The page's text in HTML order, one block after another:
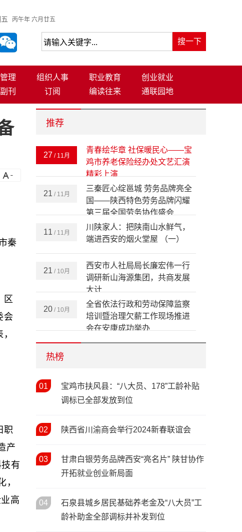
丙午年 六月廿五
理 组织人事 职业教育
创业就业
刊 订阅 编读往来 通联园地
秦
区
会
职
产
有
，
高
推荐
27 / 11月
青春绘华章 社保暖民心——宝
鸡市养老保险经办处文艺汇演
精彩上演
21 / 11月
三秦匠心绽邕城 劳务品牌亮全
国——陕西特色劳务品牌闪耀
第三届全国劳务协作盛会
11 / 11月
川陕家人：把陕南山水鲜气，
端进西安的烟火堂屋 （一）
21 / 10月
西安市人社局局长廉宏伟一行
调研新山海源集团，共商发展
大计
20/ 10月
全省依法行政和劳动保障监察
培训暨治理欠薪工作现场推进
会在安康成功举办
情暖新春 关怀同行——陕西省
03 / 02月
春风送岗暖民心 精准帮扶促就
暨就业援助季（春暖农民工）
05
/ 02月
社会保障工作会议 擘画“十五
02 / 02月
春风送岗暖秦巴 协作赋能促就
业——陕西省2026年春风行动
20
/ 01月
陕西省人社工作会议在西安召
开 部署2026年八大重点任务
热榜
01
宝鸡市扶风县：“八大员、178”工龄补贴
调标已全部发放到位
02 陕西省川渝商会举行2024新春联谊会
03
甘肃白银劳务品牌西安“亮名片” 陕甘协作
开拓就业创业新局面
04
石泉县城乡居民基础养老金及“八大员”工
龄补助金全部调标并补发到位